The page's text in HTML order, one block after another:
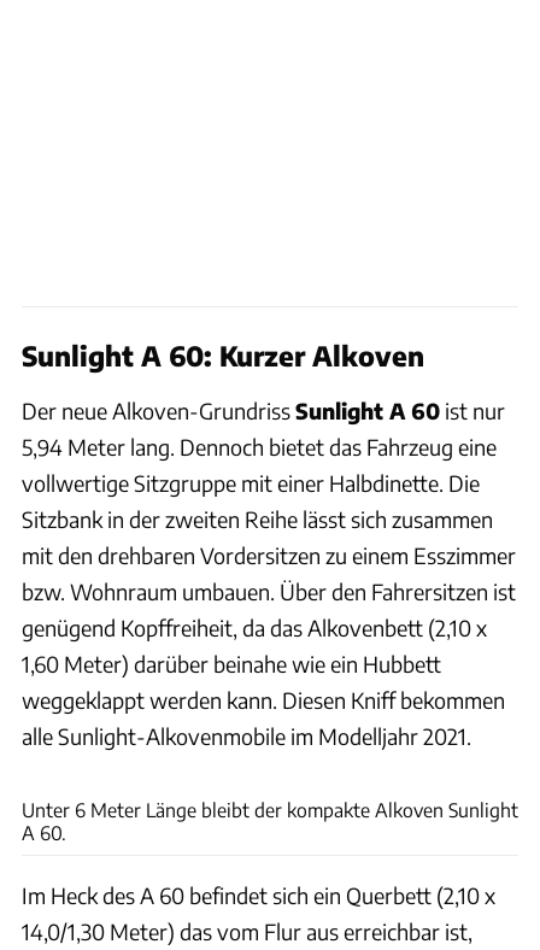
Sunlight A 60: Kurzer Alkoven
Der neue Alkoven-GrundrissSunlight A 60 ist nur
5,94 Meter lang. Dennoch bietet das Fahrzeug eine
vollwertige Sitzgruppe mit einer Halbdinette. Die
Sitzbank in der zweiten Reihe lässt sich zusammen
mit den drehbaren Vordersitzen zu einem Esszimmer
bzw. Wohnraum umbauen. Über den Fahrersitzen ist
genügend Kopffreiheit, da das Alkovenbett (2,10 x
1,60 Meter) darüber beinahe wie ein Hubbett
weggeklappt werden kann. Diesen Kniff bekommen
alle Sunlight-Alkovenmobile im Modelljahr 2021.
Unter 6 Meter Länge bleibt der kompakte Alkoven Sunlight
A 60.
Im Heck des A 60 befindet sich ein Querbett (2,10 x
14,0/1,30 Meter) das vom Flur aus erreichbar ist,